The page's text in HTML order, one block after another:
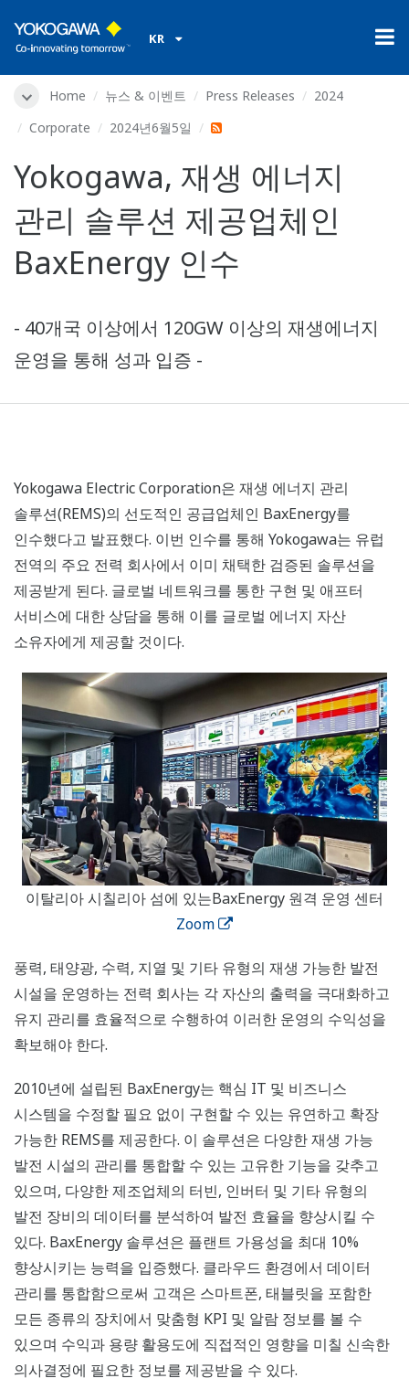
KR
Home 뉴스 & 이벤트 Press Releases
2024
Corporate
2024년6월5일
Yokogawa, 재생 에너지
관리 솔루션 제공업체인
BaxEnergy 인수
- 40개국 이상에서 120GW 이상의 재생에너지
운영을 통해 성과 입증 -
Yokogawa Electric Corporation은 재생 에너지 관리
솔루션(REMS)의 선도적인 공급업체인 BaxEnergy를
인수했다고 발표했다. 이번 인수를 통해 Yokogawa는 유럽
전역의 주요 전력 회사에서 이미 채택한 검증된 솔루션을
제공받게 된다. 글로벌 네트워크를 통한 구현 및 애프터
서비스에 대한 상담을 통해 이를 글로벌 에너지 자산
소유자에게 제공할 것이다.
이탈리아 시칠리아 섬에 있는BaxEnergy 원격 운영 센터
Zoom
풍력, 태양광, 수력, 지열 및 기타 유형의 재생 가능한 발전
시설을 운영하는 전력 회사는 각 자산의 출력을 극대화하고
유지 관리를 효율적으로 수행하여 이러한 운영의 수익성을
확보해야 한다.
2010년에 설립된 BaxEnergy는 핵심 IT 및 비즈니스
시스템을 수정할 필요 없이 구현할 수 있는 유연하고 확장
가능한 REMS를 제공한다. 이 솔루션은 다양한 재생 가능
발전 시설의 관리를 통합할 수 있는 고유한 기능을 갖추고
있으며, 다양한 제조업체의 터빈, 인버터 및 기타 유형의
발전 장비의 데이터를 분석하여 발전 효율을 향상시킬 수
있다. BaxEnergy 솔루션은 플랜트 가용성을 최대 10%
향상시키는 능력을 입증했다. 클라우드 환경에서 데이터
관리를 통합함으로써 고객은 스마트폰, 태블릿을 포함한
모든 종류의 장치에서 맞춤형 KPI 및 알람 정보를 볼 수
있으며 수익과 용량 활용도에 직접적인 영향을 미칠 신속한
의사결정에 필요한 정보를 제공받을 수 있다.